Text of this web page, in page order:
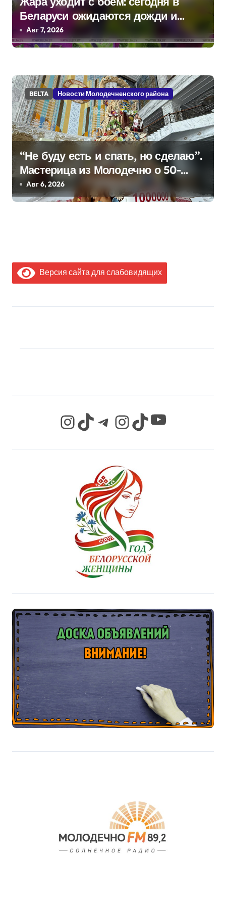
с
я
м
Беларуси ожидаются дожди и
грозы
Авг 7, 2026
BELTA Новости Молодечненского района
“Не буду есть и спать, но сделаю”.
Мастерица из Молодечно о 50-
килограммовом каравае для
Дворца Независимости
Авг 6, 2026
Версия сайта для слабовидящих
InstagramTikTok Telegram InstagramTikTok YouTube